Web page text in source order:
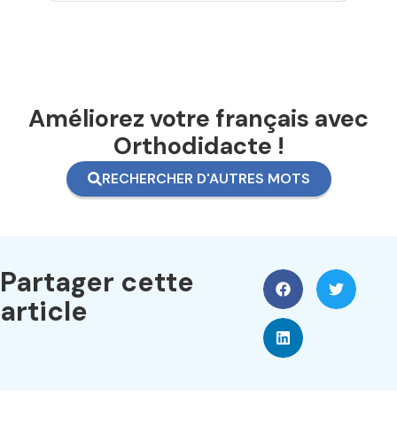
Améliorez votre français avec
Orthodidacte !
RECHERCHER D'AUTRES MOTS
Partager cette
article